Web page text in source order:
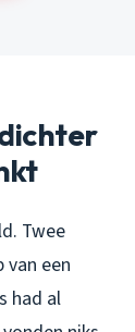
Twee
van een
had al